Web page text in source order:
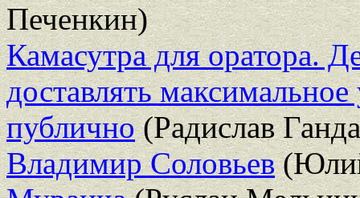
Печенкин)
Камасутра для оратора.
доставлять
публично(Радислав
Владимир Соловьев